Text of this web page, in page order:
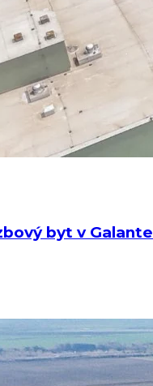
byt v Galante